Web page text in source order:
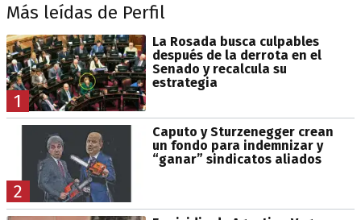
Más leídas de Perfil
1
La Rosada busca culpables
después de la derrota en el
Senado y recalcula su
estrategia
2
Caputo y Sturzenegger crean
un fondo para indemnizar y
“ganar” sindicatos aliados